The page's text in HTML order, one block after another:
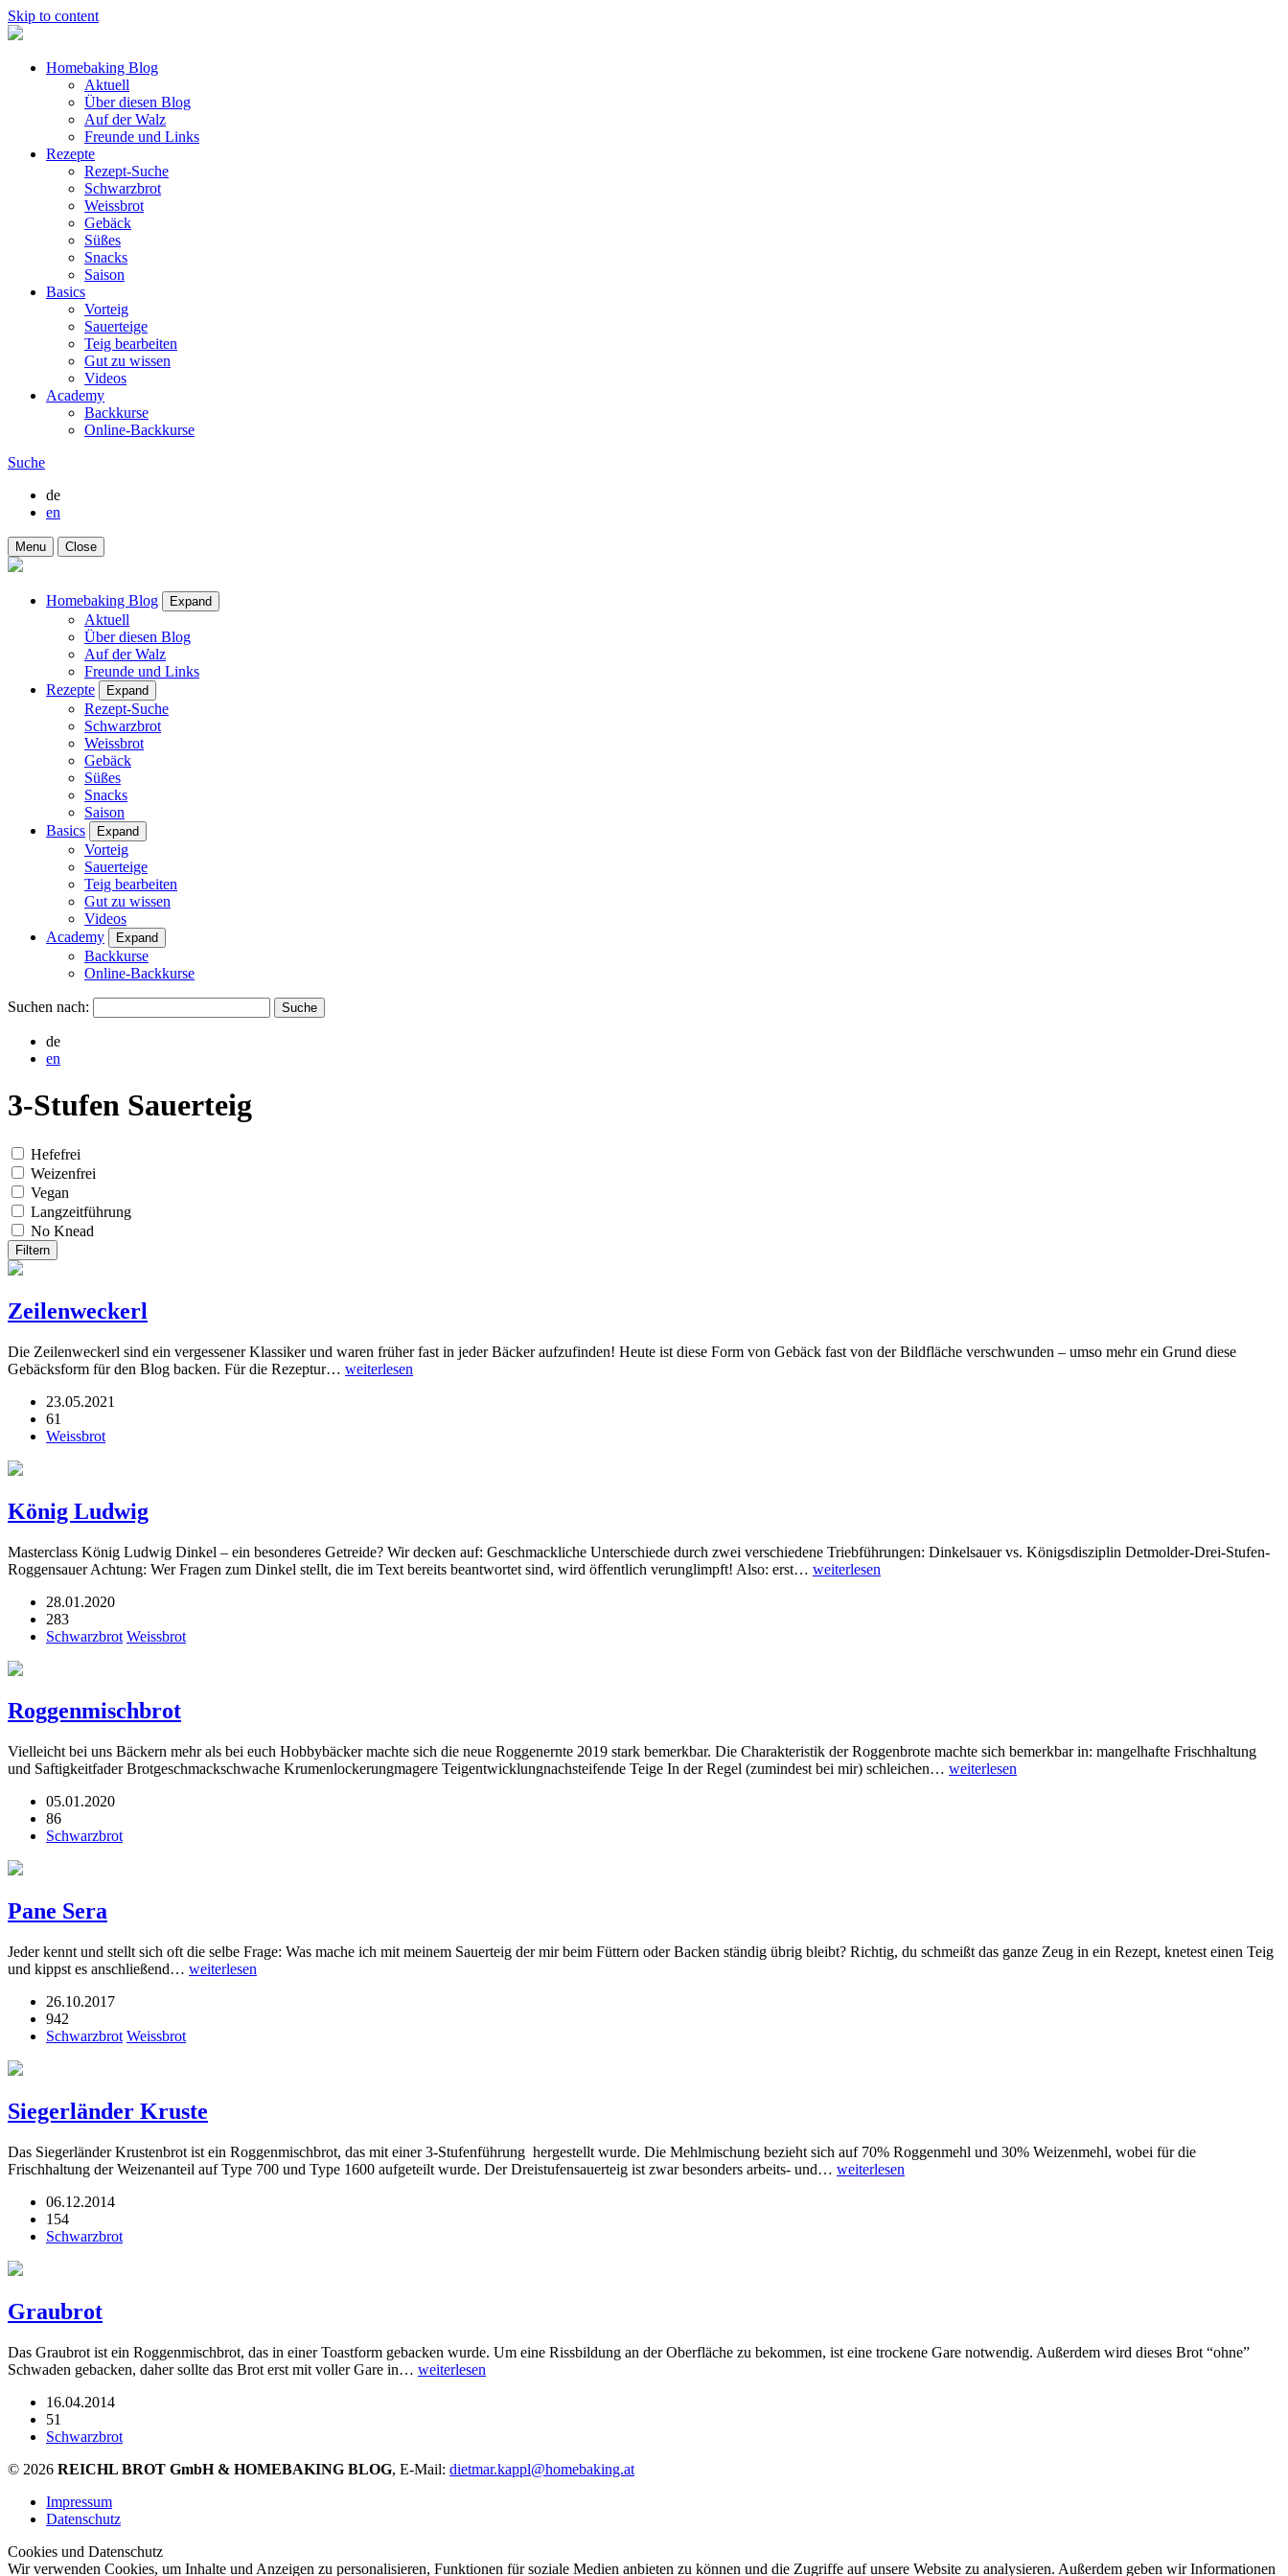
Skip to content
Homebaking Blog
Aktuell
Über diesen Blog
Auf der Walz
Freunde und Links
Rezepte
Rezept-Suche
Schwarzbrot
Weissbrot
Gebäck
Süßes
Snacks
Saison
Basics
Vorteig
Sauerteige
Teig bearbeiten
Gut zu wissen
Videos
Academy
Backkurse
Online-Backkurse
Suche
de
en
Menu Close
Homebaking Blog Expand
Aktuell
Über diesen Blog
Auf der Walz
Freunde und Links
Rezepte
Expand
Rezept-Suche
Schwarzbrot
Weissbrot
Gebäck
Süßes
Snacks
Saison
Basics
Expand
Vorteig
Sauerteige
Teig bearbeiten
Gut zu wissen
Videos
Academy
Expand
Backkurse
Online-Backkurse
Suchen nach:
de
en
3-Stufen Sauerteig
Hefefrei
Weizenfrei
Vegan
Langzeitführung
No Knead
Filtern
Zeilenweckerl
Die Zeilenweckerl sind ein vergessener Klassiker und waren früher fast in jeder Bäcker aufzufinden! Heute ist diese Form von Gebäck fast von der Bildfläche verschwunden – umso mehr ein Grund diese
Gebäcksform für den Blog backen. Für die Rezeptur… weiterlesen
23.05.2021
61
Weissbrot
König Ludwig
Masterclass König Ludwig Dinkel – ein besonderes Getreide? Wir decken auf: Geschmackliche Unterschiede durch zwei verschiedene Triebführungen: Dinkelsauer vs. Königsdisziplin Detmolder-Drei-Stufen-
Roggensauer Achtung: Wer Fragen zum Dinkel stellt, die im Text bereits beantwortet sind, wird öffentlich verunglimpft! Also: erst… weiterlesen
28.01.2020
283
Schwarzbrot Weissbrot
Roggenmischbrot
Vielleicht bei uns Bäckern mehr als bei euch Hobbybäcker machte sich die neue Roggenernte 2019 stark bemerkbar. Die Charakteristik der Roggenbrote machte sich bemerkbar in: mangelhafte Frischhaltung
und Saftigkeitfader Brotgeschmackschwache Krumenlockerungmagere Teigentwicklungnachsteifende Teige In der Regel (zumindest bei mir) schleichen… weiterlesen
05.01.2020
86
Schwarzbrot
Pane Sera
Jeder kennt und stellt sich oft die selbe Frage: Was mache ich mit meinem Sauerteig der mir beim Füttern oder Backen ständig übrig bleibt? Richtig, du schmeißt das ganze Zeug in ein Rezept, knetest einen Teig
und kippst es anschließend… weiterlesen
26.10.2017
942
Schwarzbrot Weissbrot
Siegerländer Kruste
Das Siegerländer Krustenbrot ist ein Roggenmischbrot, das mit einer 3-Stufenführung hergestellt wurde. Die Mehlmischung bezieht sich auf 70% Roggenmehl und 30% Weizenmehl, wobei für die
Frischhaltung der Weizenanteil auf Type 700 und Type 1600 aufgeteilt wurde. Der Dreistufensauerteig ist zwar besonders arbeits- und… weiterlesen
06.12.2014
154
Schwarzbrot
Graubrot
Das Graubrot ist ein Roggenmischbrot, das in einer Toastform gebacken wurde. Um eine Rissbildung an der Oberfläche zu bekommen, ist eine trockene Gare notwendig. Außerdem wird dieses Brot “ohne”
Schwaden gebacken, daher sollte das Brot erst mit voller Gare in… weiterlesen
16.04.2014
51
Schwarzbrot
© 2026 REICHL BROT GmbH & HOMEBAKING BLOG, E-Mail: dietmar.kappl@homebaking.at
Impressum
Datenschutz
Cookies und Datenschutz
Wir verwenden Cookies, um Inhalte und Anzeigen zu personalisieren, Funktionen für soziale Medien anbieten zu können und die Zugriffe auf unsere Website zu analysieren. Außerdem geben wir Informationen